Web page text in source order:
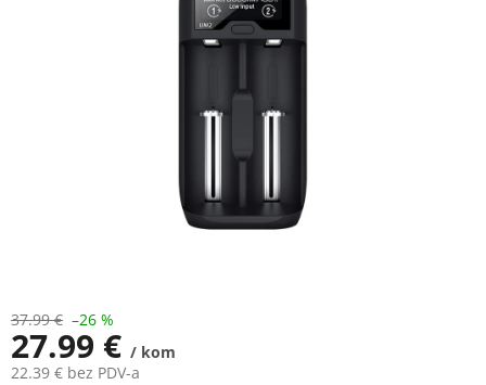
37.99 € –26 %
27.99 € / kom
22.39 € bez PDV-a